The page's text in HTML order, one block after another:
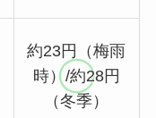
約23円（梅雨
時）/約28円
（冬季）